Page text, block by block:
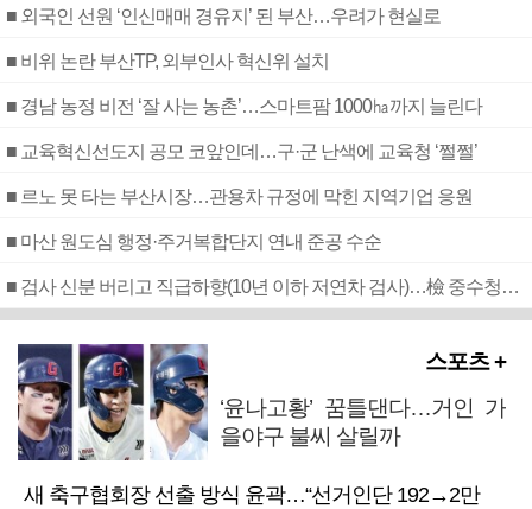
■ 외국인 선원 ‘인신매매 경유지’ 된 부산…우려가 현실로
■ 비위 논란 부산TP, 외부인사 혁신위 설치
■ 경남 농정 비전 ‘잘 사는 농촌’…스마트팜 1000㏊까지 늘린다
■ 교육혁신선도지 공모 코앞인데…구·군 난색에 교육청 ‘쩔쩔’
■ 르노 못 타는 부산시장…관용차 규정에 막힌 지역기업 응원
■ 마산 원도심 행정·주거복합단지 연내 준공 수순
■ 검사 신분 버리고 직급하향(10년 이하 저연차 검사)…檢 중수청행 기피
스포츠 +
‘윤나고황’ 꿈틀댄다…거인 가
을야구 불씨 살릴까
새 축구협회장 선출 방식 윤곽…“선거인단 192→2만